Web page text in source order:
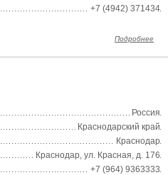
+7 (4942) 371434
Подробнее
Россия
Краснодарский край
Краснодар
Краснодар, ул. Красная, д. 176
+7 (964) 9363333